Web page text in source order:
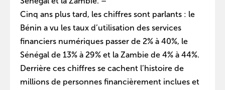
Cinq ans plus tard, les chiffres sont parlants : le
Bénin a vu les taux d’utilisation des services
financiers numériques passer de 2% à 40%, le
Sénégal de 13% à 29% et la Zambie de 4% à 44%.
Derrière ces chiffres se cachent l’histoire de
millions de personnes financièrement inclues et